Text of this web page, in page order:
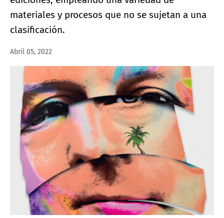
materiales y procesos que no se sujetan a una
clasificación.
Abril 05, 2022